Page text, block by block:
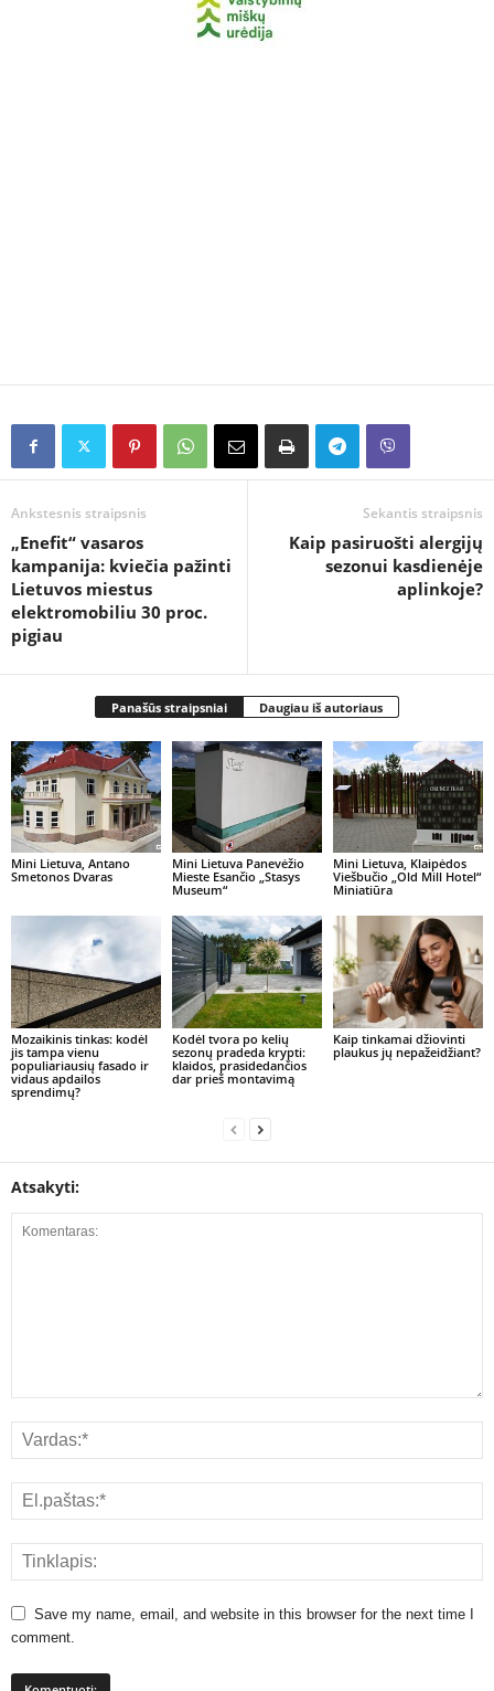
Ankstesnis straipsnis
„Enefit“ vasaros
kampanija: kviečia pažinti
Lietuvos miestus
elektromobiliu 30 proc.
pigiau
Sekantis straipsnis
Kaip pasiruošti alergijų
sezonui kasdienėje
aplinkoje?
Panašūs straipsniai Daugiau iš autoriaus
Mini Lietuva, Antano
Smetonos Dvaras
Mini Lietuva Panevėžio
Mieste Esančio „Stasys
Museum“
Mini Lietuva, Klaipėdos
Viešbučio „Old Mill Hotel“
Miniatiūra
Mozaikinis tinkas: kodėl
jis tampa vienu
populiariausių fasado ir
vidaus apdailos
sprendimų?
Kodėl tvora po kelių
sezonų pradeda krypti:
klaidos, prasidedančios
dar prieš montavimą
Kaip tinkamai džiovinti
plaukus jų nepažeidžiant?
Atsakyti:
Save my name, email, and website in this browser for the next time I
comment.